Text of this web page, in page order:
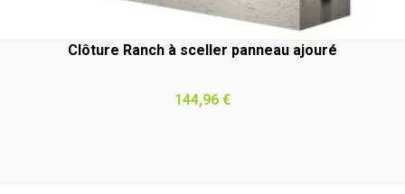
Clôture Ranch à sceller panneau ajouré
Prix
144,96 €